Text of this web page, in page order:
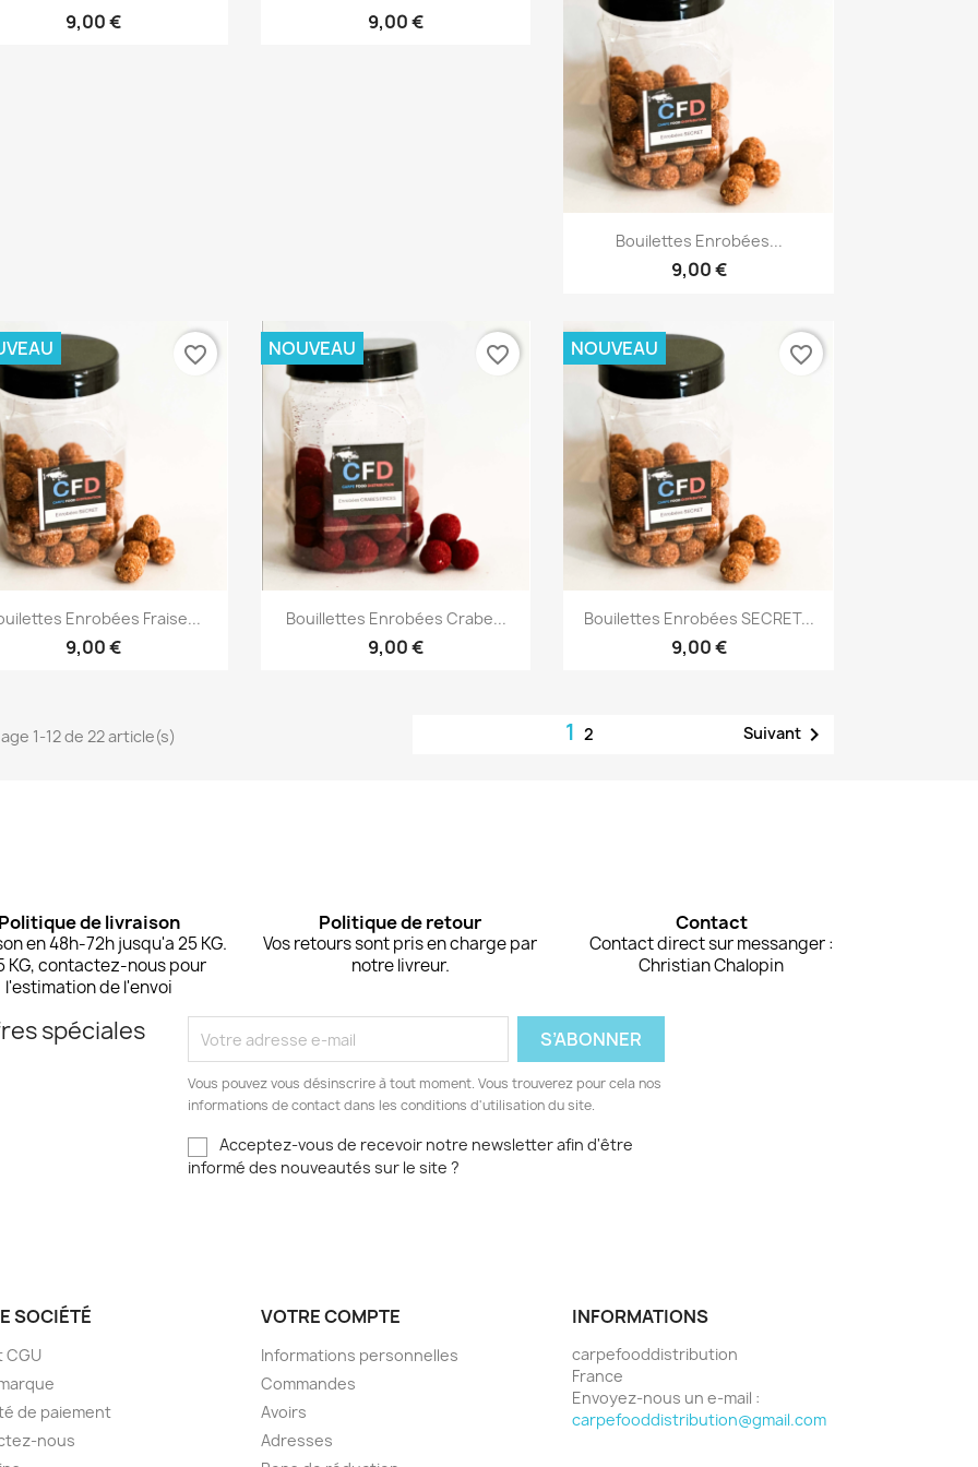
9,00 € 9,00 €
Aperçu rapide
Bouilettes Enrobées...
9,00 €
Aperçu rapide
Enrobées Fraise...
9,00 €
favorite_border
Aperçu rapide
Bouillettes Enrobées Crabe...
9,00 €
NOUVEAU favorite_border
Aperçu rapide
Bouilettes Enrobées SECRET...
9,00 €
NOUVEAU favorite_border
1-12 de 22 article(s) 12 Suivant
de livraison
en 48h-72h jusqu'a 25 KG.
KG, contactez-nous pour
l'estimation de l'envoi
Politique de retour
Vos retours sont pris en charge par
notre livreur.
Contact
Contact direct sur messanger :
Christian Chalopin
spéciales
Vous pouvez vous désinscrire à tout moment. Vous trouverez pour cela nos
informations de contact dans les conditions d'utilisation du site.
Acceptez-vous de recevoir notre newsletter afin d'être
informé des nouveautés sur le site ?
SOCIÉTÉ
CGU
de paiement
nous
VOTRE COMPTE
Informations personnelles
Commandes
Avoirs
Adresses
INFORMATIONS
carpefooddistribution
France
Envoyez-nous un e-mail :
carpefooddistribution@gmail.com